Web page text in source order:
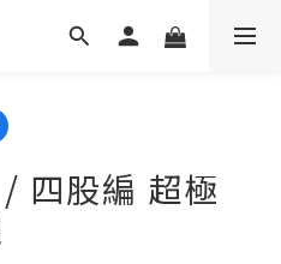
四股編 超極